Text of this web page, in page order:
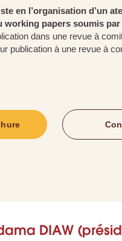
en l’organisation d’un
working papers soumis
dans une revue à
publication à une revue à
DIAW